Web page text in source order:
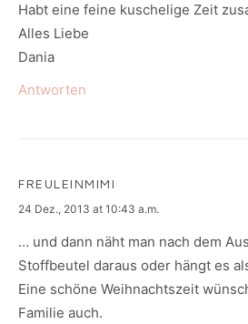
Habt eine feine kuschelige Zeit
Alles Liebe
Dania
Antworten
FREULEINMIMI
says:
24 Dez., 2013 at 10:43 a.m.
… und dann näht man nach dem
Stoffbeutel daraus oder hängt es
Eine schöne Weihnachtszeit
Familie auch.